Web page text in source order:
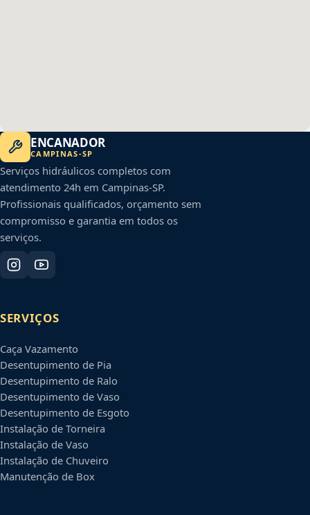
ENCANADOR
CAMPINAS-SP
Serviços hidráulicos completos com
atendimento 24h em Campinas-SP.
Profissionais qualificados, orçamento sem
compromisso e garantia em todos os
serviços.
SERVIÇOS
Caça Vazamento
Desentupimento de Pia
Desentupimento de Ralo
Desentupimento de Vaso
Desentupimento de Esgoto
Instalação de Torneira
Instalação de Vaso
Instalação de Chuveiro
Manutenção de Box